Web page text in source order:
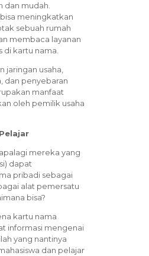
dan mudah.
meningkatkan
sebuah rumah
membaca layanan
di kartu nama.
jaringan usaha,
dan penyebaran
manfaat
oleh pemilik usaha
mereka yang
dapat
pribadi sebagai
alat pemersatu
bisa?
kartu nama
informasi mengenai
yang nantinya
dan pelajar